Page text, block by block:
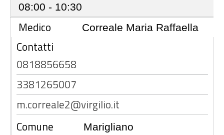
08:00 - 10:30
Medico Correale Maria Raffaella
Contatti
0818856658
3381265007
m.correale2@virgilio.it
Comune
Marigliano